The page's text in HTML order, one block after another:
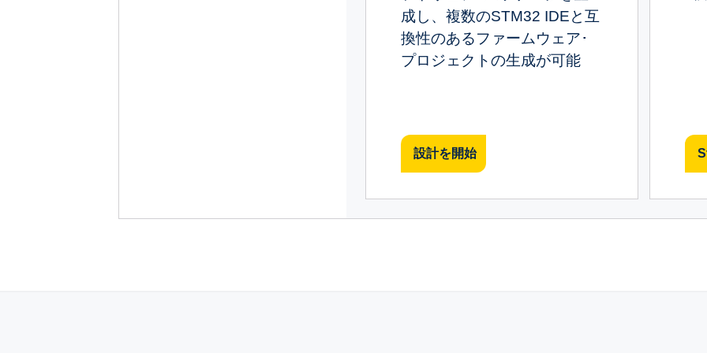
成し、複数のSTM32 IDEと互
換性のあるファームウェア･
プロジェクトの生成が可能
設計を開始